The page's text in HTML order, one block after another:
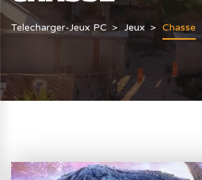
Telecharger-Jeux PC Jeux Chasse